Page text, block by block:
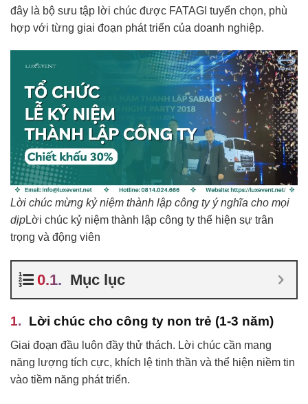
đây là bộ sưu tập lời chúc được FATAGI tuyển chọn, phù
hợp với từng giai đoạn phát triển của doanh nghiệp.
Lời chúc mừng kỷ niệm thành lập công ty ý nghĩa cho mọi
dịpLời chúc kỷ niệm thành lập công ty thể hiện sự trân
trọng và động viên
Mục lục
Lời chúc cho công ty non trẻ (1-3 năm)
Giai đoạn đầu luôn đầy thử thách. Lời chúc cần mang
năng lượng tích cực, khích lệ tinh thần và thể hiện niềm tin
vào tiềm năng phát triển.